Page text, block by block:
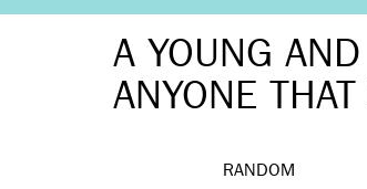
A YOUNG AND
ANYONE THAT
RANDOM